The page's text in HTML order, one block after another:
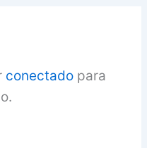
conectado para